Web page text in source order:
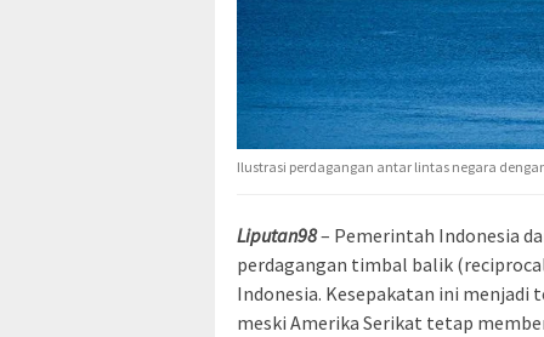
Ilustrasi perdagangan antar lintas negara
Liputan98– Pemerintah Indonesia
perdagangan timbal balik
Indonesia. Kesepakatan ini menjadi
meski Amerika Serikat tetap